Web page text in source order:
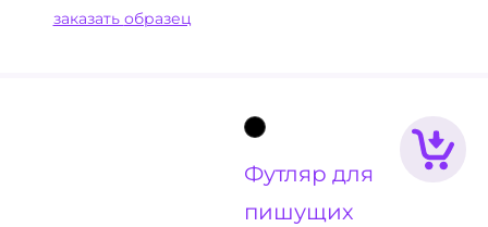
заказать образец
Футляр для
пишущих